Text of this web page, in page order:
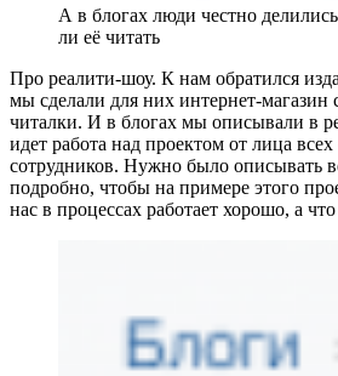
А в блогах люди честно
ли её читать
Про реалити-шоу. К нам обратился
мы сделали для них интернет-магазин
читалки. И в блогах мы описывали в
идет работа над проектом от лица
сотрудников. Нужно было описывать
подробно, чтобы на примере этого
нас в процессах работает хорошо, а